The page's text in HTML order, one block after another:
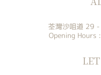
荃灣沙咀道 29
Opening